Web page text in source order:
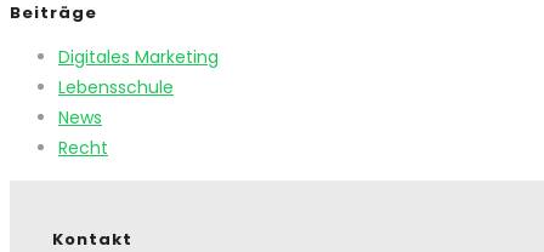
Beiträge
Digitales Marketing
Lebensschule
News
Recht
Kontakt